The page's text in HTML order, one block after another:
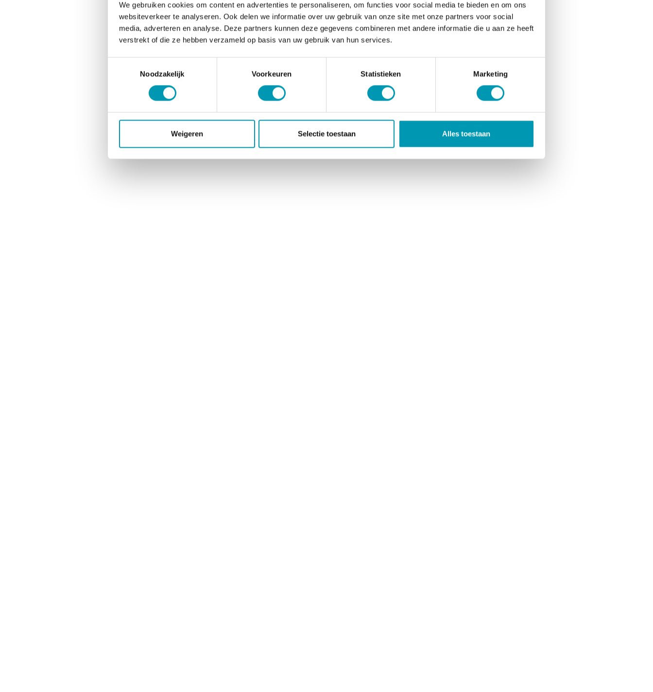
We gebruiken cookies om content en advertenties te personaliseren, om functies voor social media te bieden en om ons
websiteverkeer te analyseren. Ook delen we informatie over uw gebruik van onze site met onze partners voor social
media, adverteren en analyse. Deze partners kunnen deze gegevens combineren met andere informatie die u aan ze heeft
verstrekt of die ze hebben verzameld op basis van uw gebruik van hun services.
Noodzakelijk
Voorkeuren Statistieken Marketing
Weigeren Selectie toestaan Alles toestaan